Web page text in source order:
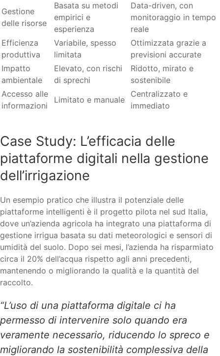
Gestione
delle risorse
Basata su metodi
empirici e
esperienza
Data-driven, con
monitoraggio in tempo
reale
Efficienza
produttiva
Variabile, spesso
limitata
Ottimizzata grazie a
previsioni accurate
Impatto
ambientale
Elevato, con rischi
di sprechi
Ridotto, mirato e
sostenibile
Accesso alle
informazioni
Limitato e manuale
Centralizzato e
immediato
Case Study: L’efficacia delle
piattaforme digitali nella gestione
dell’irrigazione
Un esempio pratico che illustra il potenziale delle
piattaforme intelligenti è il progetto pilota nel sud Italia,
dove un’azienda agricola ha integrato una piattaforma di
gestione irrigua basata su dati meteorologici e sensori di
umidità del suolo. Dopo sei mesi, l’azienda ha risparmiato
circa il 20% dell’acqua rispetto agli anni precedenti,
mantenendo o migliorando la qualità e la quantità del
raccolto.
“L’uso di una piattaforma digitale ci ha
permesso di intervenire solo quando era
veramente necessario, riducendo lo spreco e
migliorando la sostenibilità complessiva della